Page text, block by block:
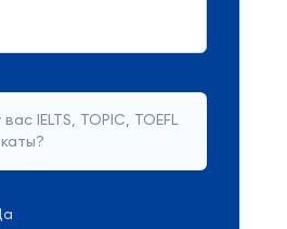
вас IELTS, TOPIC, TOEFL